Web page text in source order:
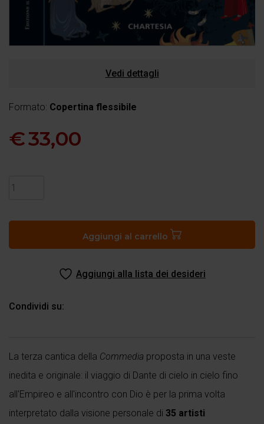
Vedi dettagli
Formato: Copertina flessibile
€33,00
Divina
Aggiungi al carrello
Aggiungi alla lista dei desideri
Condividi su:
La terza cantica della Commedia proposta in una veste
inedita e originale: il viaggio di Dante di cielo in cielo fino
all'Empireo e all'incontro con Dio è per la prima volta
interpretato dalla visione personale di 35 artisti